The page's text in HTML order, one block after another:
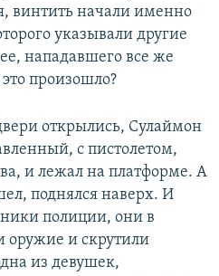
винтить начали именно
указывали другие
нападавшего все же
произошло?
открылись, Сулаймон
с пистолетом,
и лежал на платформе. А
поднялся наверх. И
полиции, они в
оружие и скрутили
из девушек,